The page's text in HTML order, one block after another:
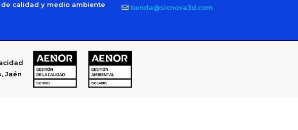
de calidad y medio ambiente
tienda@sicnova3d.com
Jaén